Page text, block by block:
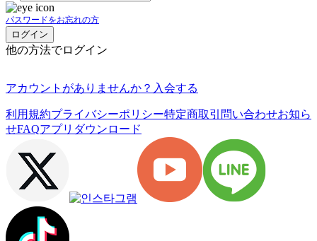
パスワードをお忘れの方
他の方法でログイン
アカウントがありませんか？ 入会する
利用規約プライバシーポリシー特定商取引 問い合わせお知ら
せFAQアプリダウンロード